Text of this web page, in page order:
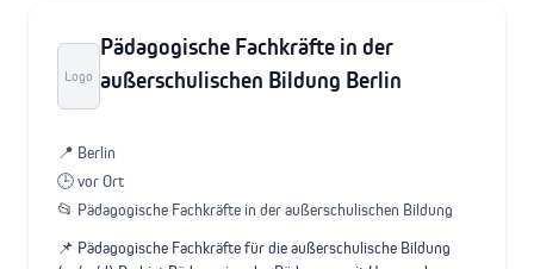
Logo
Pädagogische Fachkräfte in der
außerschulischen Bildung Berlin
📍 Berlin
🕒 vor Ort
📂 Pädagogische Fachkräfte in der außerschulischen Bildung
📌 Pädagogische Fachkräfte für die außerschulische Bildung